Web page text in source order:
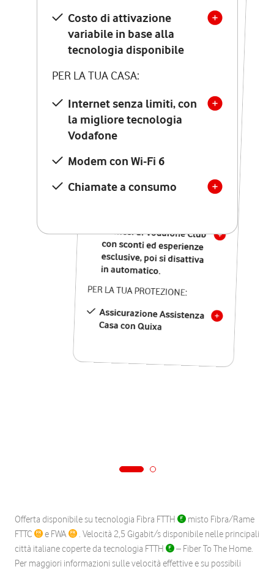
Costo di attivazione
variabile in base alla
tecnologia disponibile
PER LA TUA CASA:
Internet senza limiti, con
la migliore tecnologia
Vodafone
Modem con Wi-Fi 6
Chiamate a consumo
Costo di attivazione
variabile in base alla
tecnologia disponibile
PER LA TUA CASA:
Internet senza limiti, con
la migliore tecnologia
Vodafone
Modem Seven con Wi-Fi 7
Chiamate illimitate verso
numeri fissi e mobili
nazionali
12 mesi di Vodafone Club
con sconti ed esperienze
esclusive, poi si disattiva
in automatico.
PER LA TUA PROTEZIONE:
Assicurazione Assistenza
Casa con Quixa
Offerta disponibile su tecnologia Fibra FTTH
misto Fibra/Rame
FTTC
e FWA
. Velocità 2,5 Gigabit/s disponibile nelle principali
città italiane coperte da tecnologia FTTH
– Fiber To The Home.
Per maggiori informazioni sulle velocità effettive e su possibili